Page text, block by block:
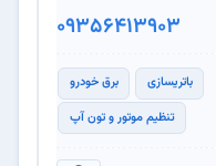
09356413903
باتریسازی
برق خودرو
تنظیم موتور و تون آپ